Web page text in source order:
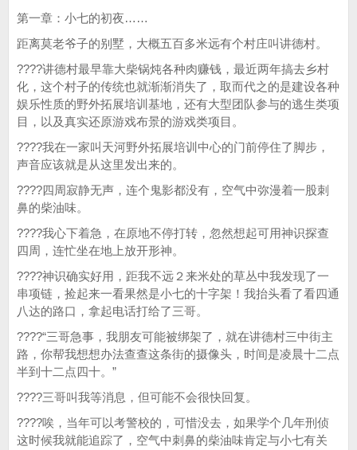
第一章：小七的初夜……
距离莫老爷子的别墅，大概五百多米远有个村庄叫讲德村。
????讲德村最早靠大柴锅炖各种肉赚钱，最近两年搞去乡村
化，这个村子的传统也就渐渐消失了，取而代之的是建设各种
娱乐性质的野外拓展培训基地，还有大型团队参与的逃生类项
目，以及真实还原游戏布景的游戏类项目。
????我在一家叫天河野外拓展培训中心的门前停住了脚步，
声音应该就是从这里发出来的。
????四周寂静无声，连个鬼影都没有，空气中弥漫着一股刺
鼻的柴油味。
????我心下着急，在原地不停打转，忽然想起可用神识探查
四周，连忙坐在地上放开形神。
????神识确实好用，距我不远２来米处的草丛中我发现了一
串项链，捡起来一看果然是小七的十字架！我抬头看了看四通
八达的路口，拿起电话打给了三哥。
????“三哥急事，我朋友可能被绑架了，就在讲德村三中街主
路，你帮我想想办法查查这条街的摄像头，时间是凌晨十二点
半到十二点四十。”
????三哥叫我等消息，但可能不会很快回复。
????唉，当年可以考警校的，可惜没去，如果学个几年刑侦
这时候我就能追踪了，空气中刺鼻的柴油味肯定与小七有关